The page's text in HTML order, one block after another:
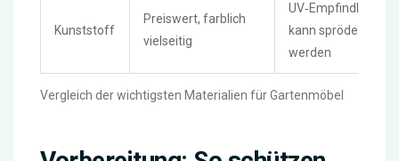
Vergleich der wichtigsten Materialien für Gartenmöbel
Kunststoff
Preiswert, farblich
vielseitig
UV‑Empfindlich,
kann spröde
werden